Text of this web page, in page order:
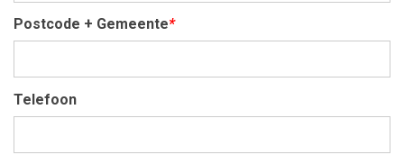
Postcode + Gemeente*
Telefoon